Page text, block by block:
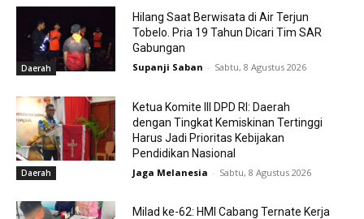
Daerah
Hilang Saat Berwisata di Air Terjun
Tobelo. Pria 19 Tahun Dicari Tim SAR
Gabungan
Supanji Saban - Sabtu, 8 Agustus 2026
Daerah
Ketua Komite III DPD RI: Daerah
dengan Tingkat Kemiskinan Tertinggi
Harus Jadi Prioritas Kebijakan
Pendidikan Nasional
Jaga Melanesia - Sabtu, 8 Agustus 2026
Milad ke-62: HMI Cabang Ternate Kerja